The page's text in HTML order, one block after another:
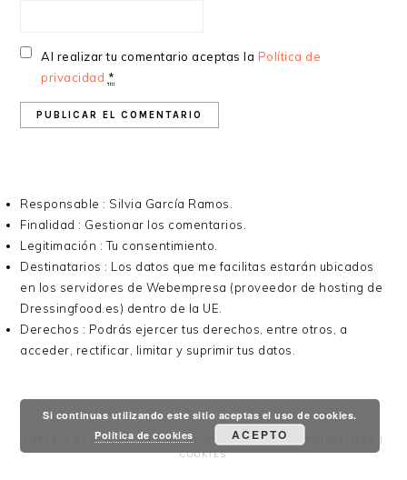
Al realizar tu comentario aceptas la Política de
privacidad *
Responsable : Silvia García Ramos.
Finalidad : Gestionar los comentarios.
Legitimación : Tu consentimiento.
Destinatarios : Los datos que me facilitas estarán ubicados
en los servidores de Webempresa (proveedor de hosting de
Dressingfood.es) dentro de la UE.
Derechos : Podrás ejercer tus derechos, entre otros, a
acceder, rectificar, limitar y suprimir tus datos.
COPYRIGHT © 2026 ·DESINGBY DRESSING FOOD
|
COOKIES
Si continuas utilizando este sitio aceptas el uso de cookies.
Política de cookies
ACEPTO